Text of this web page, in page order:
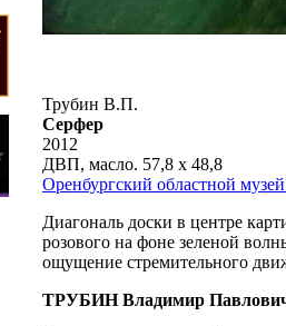
Трубин В.П.
Серфер
2012
ДВП, масло. 57,8 х 48,8
Оренбургский областной
Диагональ доски в центре
розового на фоне зеленой
ощущение стремительного
ТРУБИН Владимир